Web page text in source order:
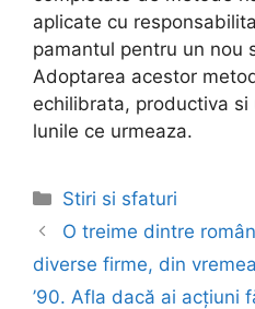
aplicate cu
pamantul pentru un nou
Adoptarea acestor
echilibrata, productiva
lunile ce urmeaza.
Categories
Stiri si sfaturi
Post
navigation
O treime dintre
diverse firme, din
’90. Afla dacă ai acțiuni